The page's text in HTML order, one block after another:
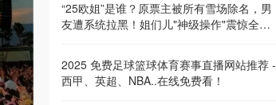
“25欧姐”是谁？原票主被所有雪场除名，男
友遭系统拉黑！姐们儿"神级操作"震惊全
2025 免费足球篮球体育赛事直播网站推荐 -
西甲、英超、NBA..在线免费看！